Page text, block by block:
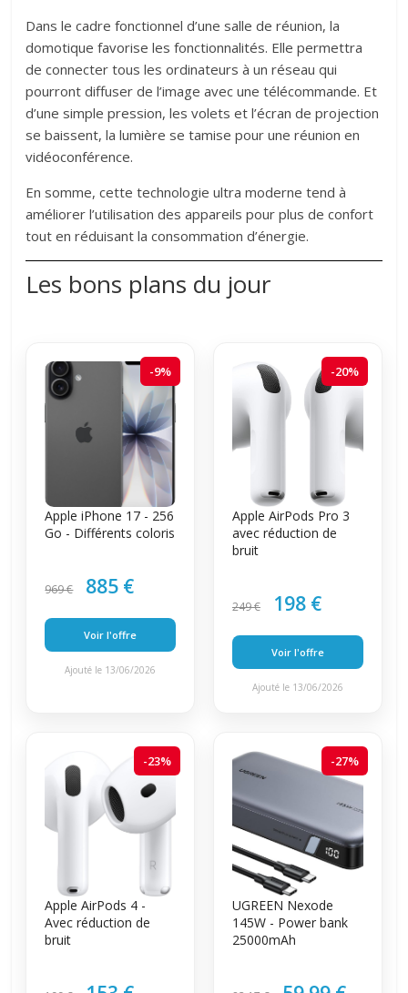
Dans le cadre fonctionnel d’une salle de réunion, la
domotique favorise les fonctionnalités. Elle permettra
de connecter tous les ordinateurs à un réseau qui
pourront diffuser de l’image avec une télécommande. Et
d’une simple pression, les volets et l’écran de projection
se baissent, la lumière se tamise pour une réunion en
vidéoconférence.
En somme, cette technologie ultra moderne tend à
améliorer l’utilisation des appareils pour plus de confort
tout en réduisant la consommation d’énergie.
Les bons plans du jour
-9%
Apple iPhone 17 - 256
Go - Différents coloris
969 € 885 €
Voir l'offre
Ajouté le 13/06/2026
-20%
Apple AirPods Pro 3
avec réduction de
bruit
249 € 198 €
Voir l'offre
Ajouté le 13/06/2026
-23%
Apple AirPods 4 -
Avec réduction de
bruit
-27%
UGREEN Nexode
145W - Power bank
25000mAh